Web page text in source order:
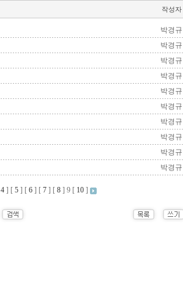
작성자
박경규
박경규
박경규
박경규
박경규
박경규
박경규
박경규
박경규
박경규
4] [ 5] [ 6] [ 7] [ 8] 9[ 10]